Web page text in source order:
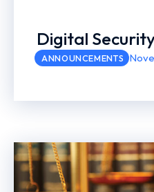
Digital
ANNOUNCEMENTS